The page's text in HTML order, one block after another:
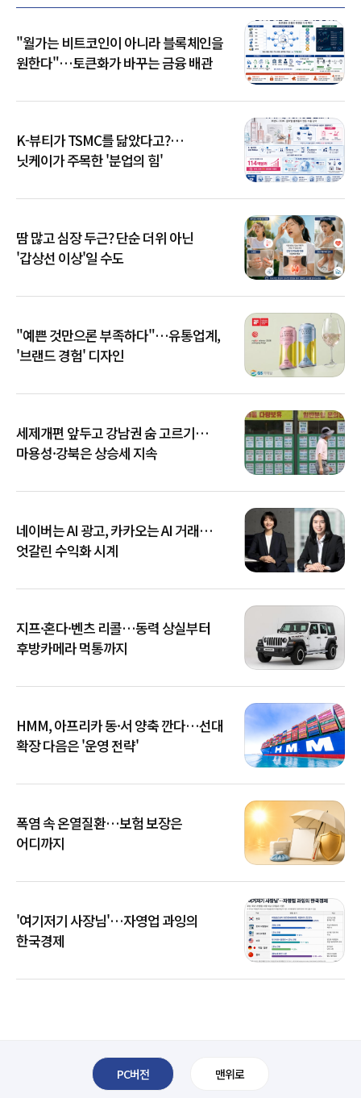
"월가는 비트코인이 아니라 블록체인을
원한다"…토큰화가 바꾸는 금융 배관
K-뷰티가 TSMC를 닮았다고?…
닛케이가 주목한 '분업의 힘'
땀 많고 심장 두근? 단순 더위 아닌
'갑상선 이상'일 수도
"예쁜 것만으론 부족하다"…유통업계,
'브랜드 경험' 디자인
세제개편 앞두고 강남권 숨 고르기…
마용성·강북은 상승세 지속
네이버는 AI 광고, 카카오는 AI 거래…
엇갈린 수익화 시계
지프·혼다·벤츠 리콜…동력 상실부터
후방카메라 먹통까지
HMM, 아프리카 동·서 양축 깐다…선대
확장 다음은 '운영 전략'
폭염 속 온열질환…보험 보장은
어디까지
'여기저기 사장님'…자영업 과잉의
한국경제
PC버전 맨위로